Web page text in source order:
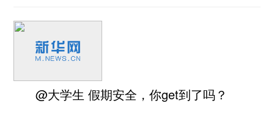
@大学生 假期安全，你get到了吗？